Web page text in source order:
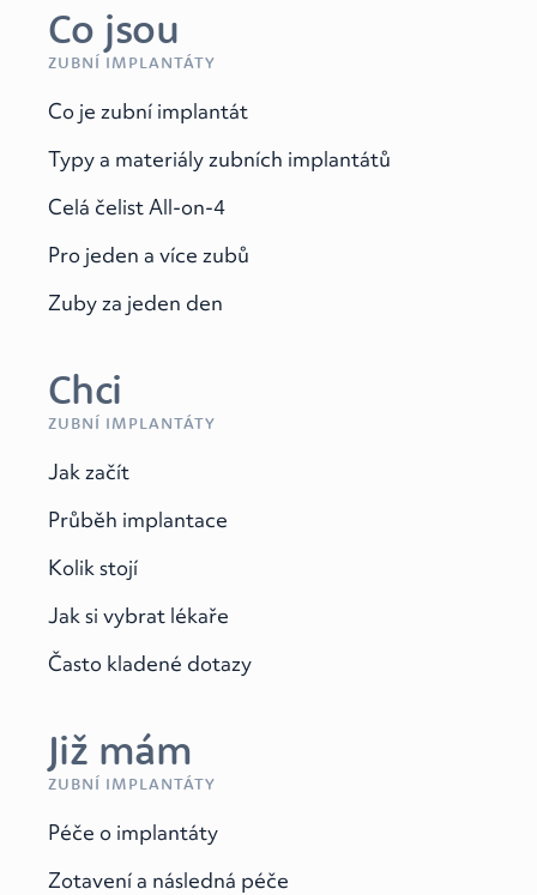
Co jsou
ZUBNÍ IMPLANTÁTY
Co je zubní implantát
Typy a materiály zubních implantátů
Celá čelist All-on-4
Pro jeden a více zubů
Zuby za jeden den
Chci
ZUBNÍ IMPLANTÁTY
Jak začít
Průběh implantace
Kolik stojí
Jak si vybrat lékaře
Často kladené dotazy
Již mám
ZUBNÍ IMPLANTÁTY
Péče o implantáty
Zotavení a následná péče